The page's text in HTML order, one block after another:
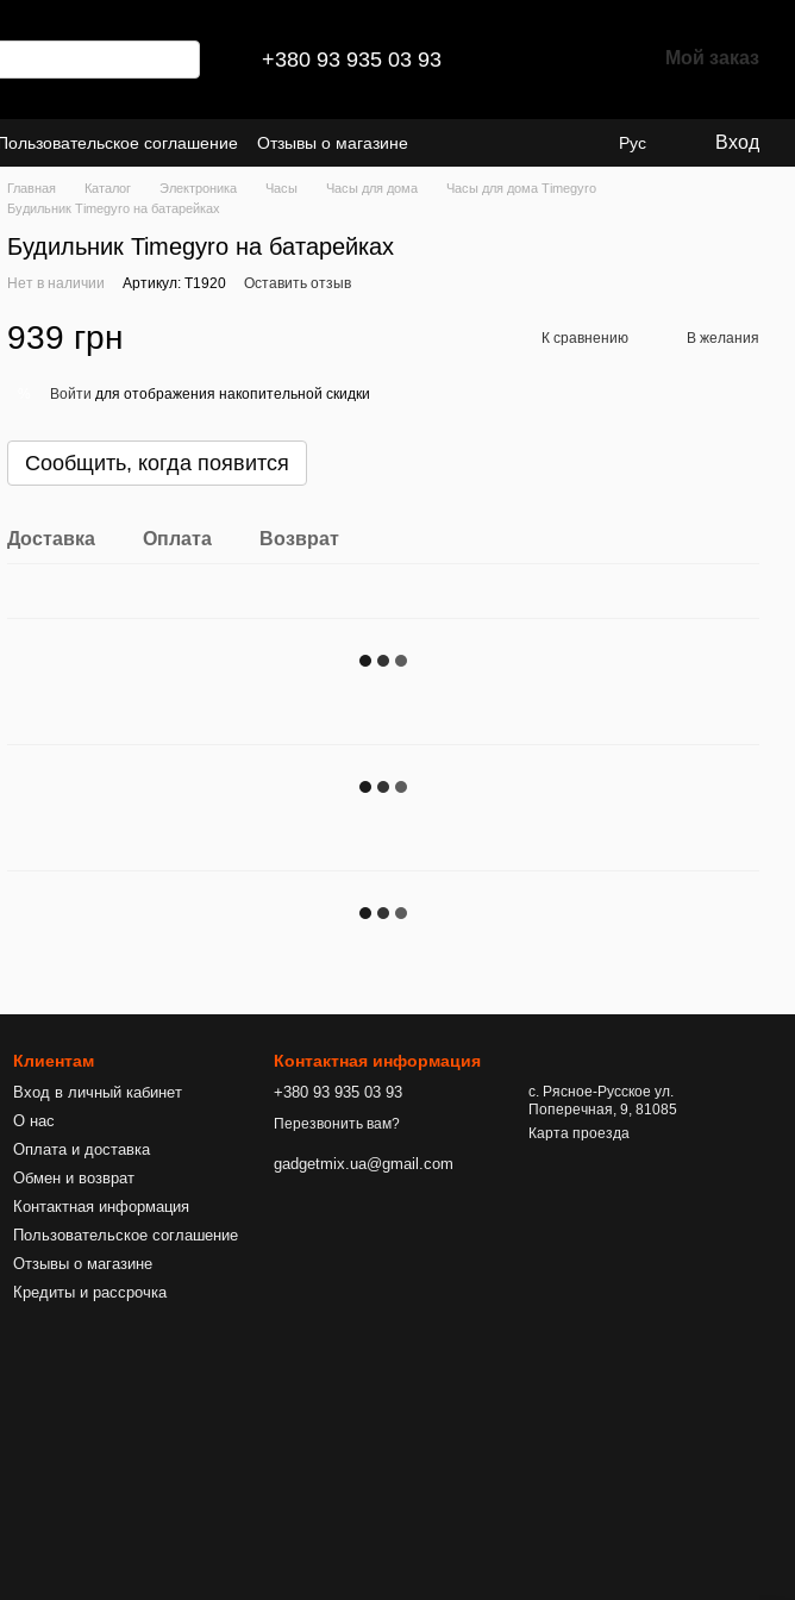
+380 93 935 03 93 Мой заказ
соглашение
Отзывы о магазине
Рус Вход
Главная Каталог Электроника Часы Часы для дома
Часы для дома Timegyro
Будильник Timegyro на батарейках
Будильник Timegyro на батарейках
Нет в наличии Артикул: T1920 Оставить отзыв
939 грн К сравнению В желания
Войти для отображения накопительной скидки
Сообщить, когда появится
Доставка Оплата Возврат
Клиентам
Вход в личный кабинет
О нас
Оплата и доставка
Обмен и возврат
Контактная информация
Пользовательское соглашение
Отзывы о магазине
Кредиты и рассрочка
Контактная информация
+380 93 935 03 93
Перезвонить вам?
gadgetmix.ua@gmail.com
с. Рясное-Русское ул.
Поперечная, 9, 81085
Карта проезда